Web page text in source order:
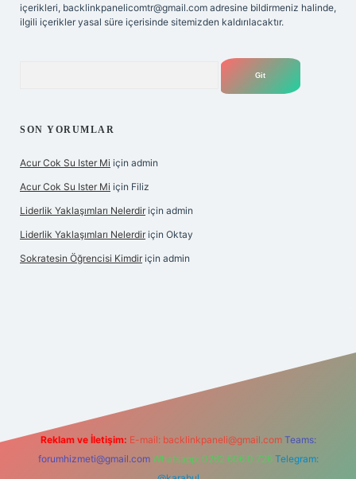
içerikleri, backlinkpanelicomtr@gmail.com adresine bildirmeniz halinde,
ilgili içerikler yasal süre içerisinde sitemizden kaldırılacaktır.
SON YORUMLAR
Acur Cok Su Ister Mi için admin
Acur Cok Su Ister Mi için Filiz
Liderlik Yaklaşımları Nelerdir için admin
Liderlik Yaklaşımları Nelerdir için Oktay
Sokratesin Öğrencisi Kimdir için admin
Reklam ve İletişim: E-mail: backlinkpaneli@gmail.com Teams:
forumhizmeti@gmail.com Whatsapp: 0262 606 0 726 Telegram: